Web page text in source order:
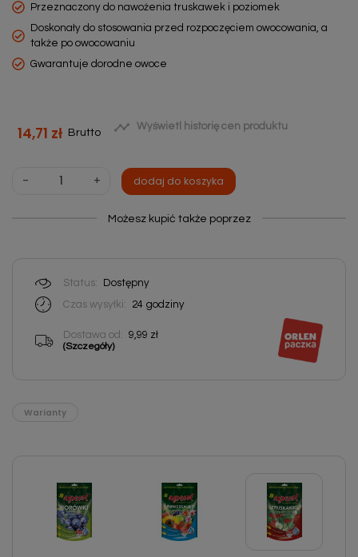
Przeznaczony do nawożenia truskawek i poziomek
Doskonały do stosowania przed rozpoczęciem owocowania, a
także po owocowaniu
Gwarantuje dorodne owoce
14,71 zł Brutto  Wyświetl historię cen produktu
- + dodaj do koszyka
Możesz kupić także poprzez
Status:
Dostępny
Czas wysyłki:
24 godziny
Dostawa od: 9,99 zł
(Szczegóły)
Warianty